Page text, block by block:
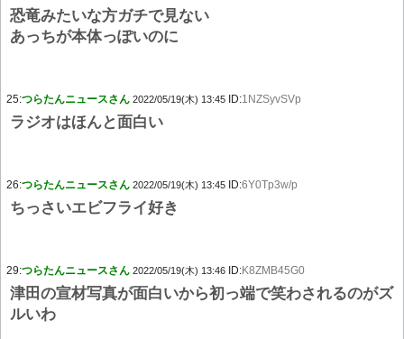
恐竜みたいな方ガチで見ない
あっちが本体っぽいのに
25:つらたんニュースさん 2022/05/19(木) 13:45 ID:1NZSyvSVp
ラジオはほんと面白い
26:つらたんニュースさん 2022/05/19(木) 13:45 ID:6Y0Tp3w/p
ちっさいエビフライ好き
29:つらたんニュースさん 2022/05/19(木) 13:46 ID:K8ZMB45G0
津田の宣材写真が面白いから初っ端で笑わされるのがズ
ルいわ